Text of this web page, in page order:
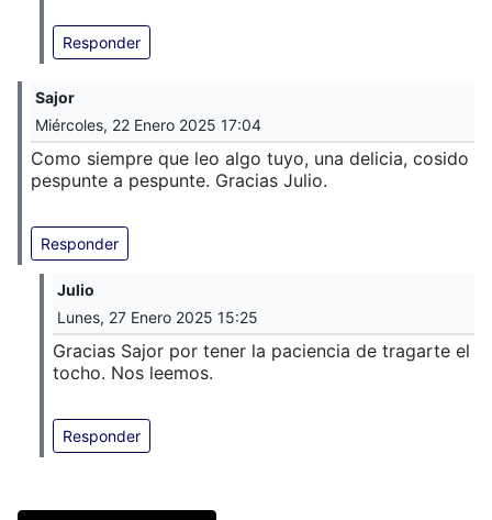
Responder
Sajor
Miércoles, 22 Enero 2025 17:04
Como siempre que leo algo tuyo, una delicia, cosido
pespunte a pespunte. Gracias Julio.
Responder
Julio
Lunes, 27 Enero 2025 15:25
Gracias Sajor por tener la paciencia de tragarte el
tocho. Nos leemos.
Responder